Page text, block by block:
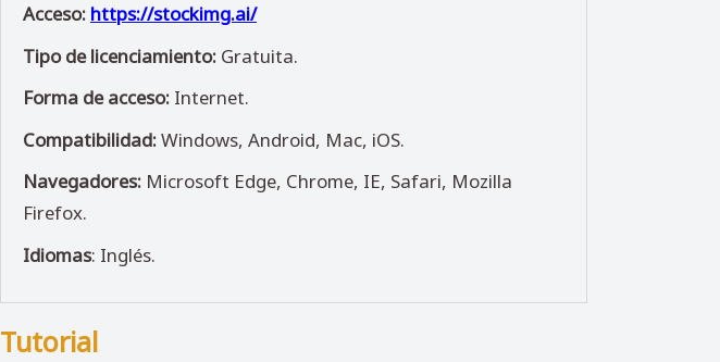
Acceso: https://stockimg.ai/
Tipo de licenciamiento: Gratuita.
Forma de acceso: Internet.
Compatibilidad:Windows, Android, Mac, iOS.
Navegadores: Microsoft Edge, Chrome, IE, Safari, Mozilla
Firefox.
Idiomas: Inglés.
Tutorial